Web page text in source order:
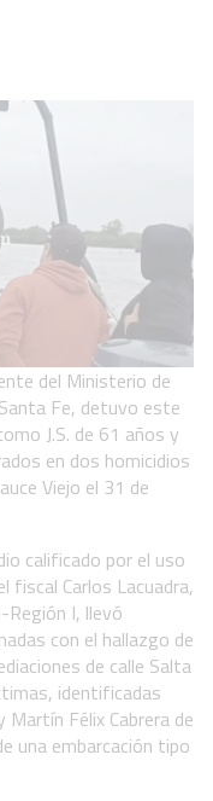
del Ministerio de
Fe, detuvo este
J.S. de 61 años y
en dos homicidios
Viejo el 31 de
calificado por el uso
fiscal Carlos Lacuadra,
Región I, llevó
con el hallazgo de
de calle Salta
identificadas
Martín Félix Cabrera de
una embarcación tipo